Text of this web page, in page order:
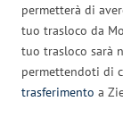
permetterà di
tuo trasloco da
tuo trasloco sarà
permettendoti di
trasferimento a